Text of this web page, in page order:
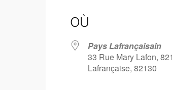
OÙ
Pays Lafrançaisain
33 Rue Mary Lafon,
Lafrançaise, 82130